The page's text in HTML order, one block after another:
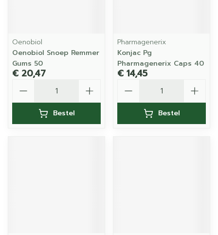
Oenobiol
Oenobiol Snoep Remmer
Gums 50
€ 20,47
Bestel
Pharmagenerix
Konjac Pg
Pharmagenerix Caps 40
€ 14,45
Bestel